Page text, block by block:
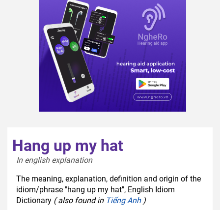
Hang up my hat
In english explanation
The meaning, explanation, definition and origin of the
idiom/phrase "hang up my hat", English Idiom
Dictionary ( also found in Tiếng Anh)